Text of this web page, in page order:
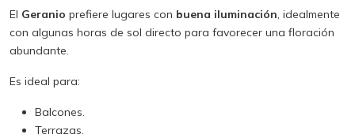
El Geranio prefiere lugares con buena iluminación, idealmente
con algunas horas de sol directo para favorecer una floración
abundante.
Es ideal para:
Balcones.
Terrazas.